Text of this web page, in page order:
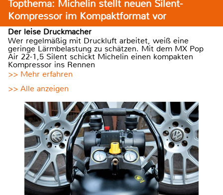
Topthema: Michelin stellt neuen Silent-
Kompressor im Kompaktformat vor
Der leise Druckmacher
Wer regelmäßig mit Druckluft arbeitet, weiß eine
geringe Lärmbelastung zu schätzen. Mit dem MX Pop
Air 22-1,5 Silent schickt Michelin einen kompakten
Kompressor ins Rennen
>> Mehr erfahren
>> Alle anzeigen